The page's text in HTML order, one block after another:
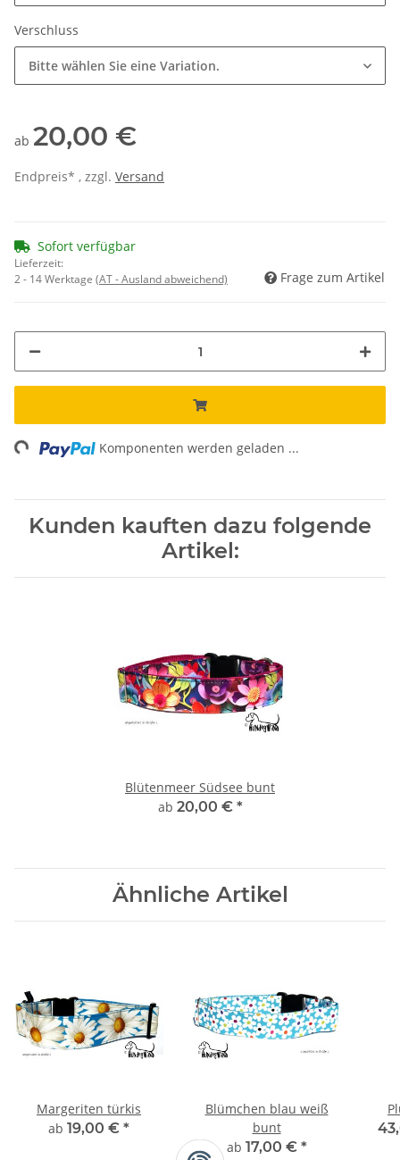
Verschluss
Bitte wählen Sie eine Variation.
ab 20,00 €
Endpreis* , zzgl. Versand
Sofort verfügbar
Lieferzeit:
2 - 14 Werktage (AT - Ausland abweichend) Frage zum Artikel
Komponenten werden geladen ...
Kunden kauften dazu folgende
Artikel:
Blütenmeer Südsee bunt
ab 20,00 € *
Ähnliche Artikel
Margeriten türkis
ab 19,00 € *
Blümchen blau weiß
bunt
ab 17,00 € *